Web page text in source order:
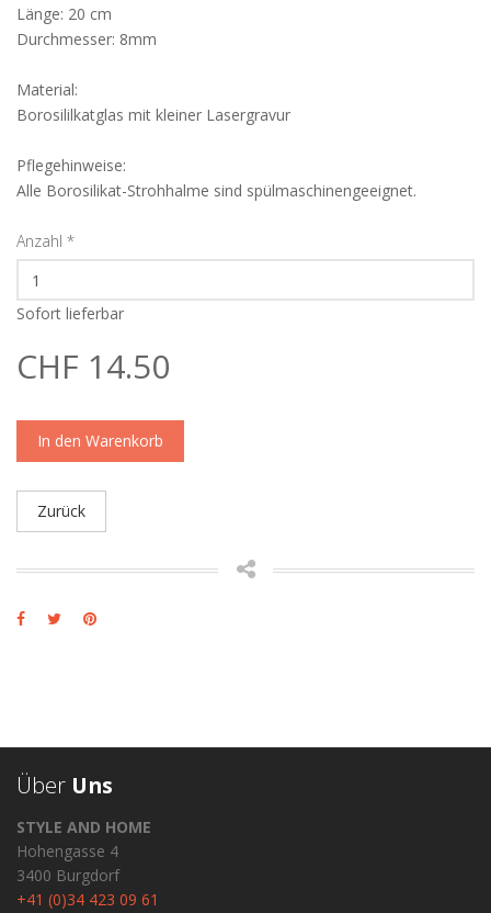
Länge: 20 cm
Durchmesser: 8mm
Material:
Borosililkatglas mit kleiner Lasergravur
Pflegehinweise:
Alle Borosilikat-Strohhalme sind spülmaschinengeeignet.
Anzahl *
Sofort lieferbar
CHF 14.50
In den Warenkorb
Zurück
Über Uns
STYLE AND HOME
Hohengasse 4
3400 Burgdorf
+41 (0)34 423 09 61